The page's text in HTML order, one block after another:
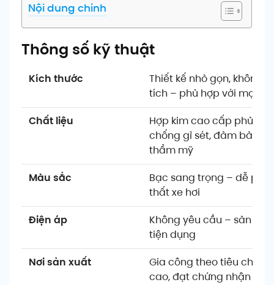
Nội dung chính
Thông số kỹ thuật
Kích thước
Thiết kế nhỏ gọn, không
tích – phù hợp với mọi
Chất liệu
Hợp kim cao cấp phủ
chống gỉ sét, đảm bảo
thẩm mỹ
Màu sắc
Bạc sang trọng – dễ
thất xe hơi
Điện áp
Không yêu cầu – sản
tiện dụng
Nơi sản xuất
Gia công theo tiêu
cao, đạt chứng nhận an